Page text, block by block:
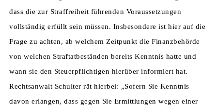
dass die zur Straffreiheit führenden Voraussetzungen
vollständig erfüllt sein müssen. Insbesondere ist hier auf die
Frage zu achten, ab welchem Zeitpunkt die Finanzbehörde
von welchen Straftatbeständen bereits Kenntnis hatte und
wann sie den Steuerpflichtigen hierüber informiert hat.
Rechtsanwalt Schulter rät hierbei: „Sofern Sie Kenntnis
davon erlangen, dass gegen Sie Ermittlungen wegen einer